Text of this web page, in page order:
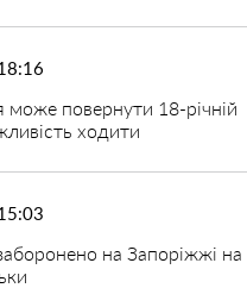
може повернути 18-річній
ходити
на Запоріжжі на